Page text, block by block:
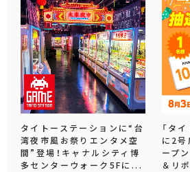
タイトーステーションに“台
湾夜市風お祭りエンタメ空
間”登場！キャナルシティ博
多センターウォーク5Fに...
「タ
に2号
ープ
＆リ